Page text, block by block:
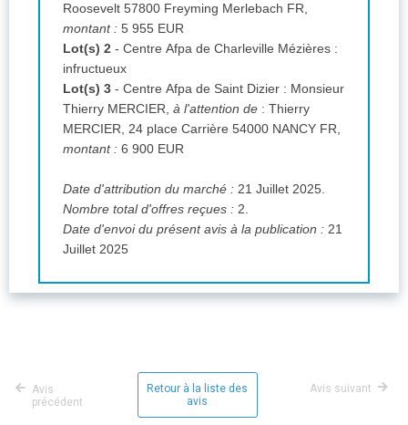
Roosevelt 57800 Freyming Merlebach FR,
montant : 5 955 EUR
Lot(s) 2 - Centre Afpa de Charleville Mézières :
infructueux
Lot(s) 3 - Centre Afpa de Saint Dizier :
Thierry MERCIER, à l'attention de : Thierry
MERCIER, 24 place Carrière 54000 NANCY FR,
montant : 6 900 EUR
Date d'attribution du marché : 21 Juillet 2025.
Nombre total d'offres reçues : 2.
Date d'envoi du présent avis à la publication : 21
Juillet 2025
Avis
précédent
Retour à la liste des
avis
Avis suivant